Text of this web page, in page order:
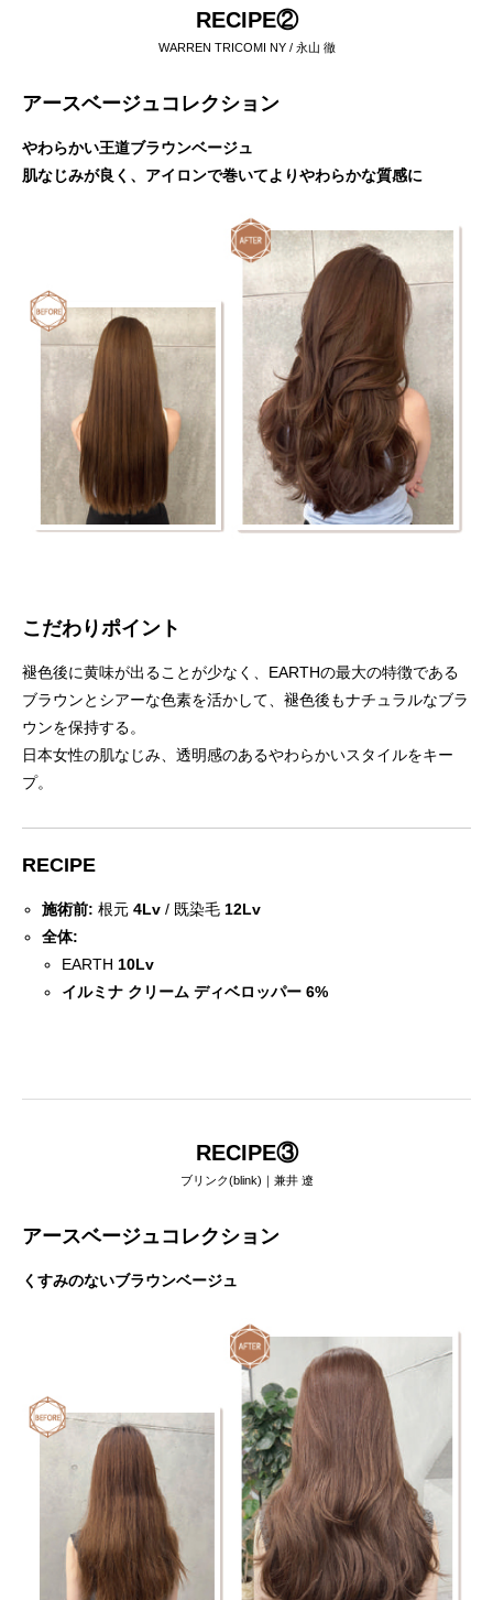
RECIPE②
WARREN TRICOMI NY / 永山 徹
アースベージュコレクション
やわらかい王道ブラウンベージュ
肌なじみが良く、アイロンで巻いてよりやわらかな質感に
こだわりポイント
褪色後に黄味が出ることが少なく、EARTHの最大の特徴である
ブラウンとシアーな色素を活かして、褪色後もナチュラルなブラ
ウンを保持する。
日本女性の肌なじみ、透明感のあるやわらかいスタイルをキー
プ。
RECIPE
施術前: 根元4Lv / 既染毛12Lv
全体:
EARTH10Lv
イルミナ クリーム ディベロッパー 6%
RECIPE③
ブリンク(blink)｜兼井 遼
アースベージュコレクション
くすみのないブラウンベージュ